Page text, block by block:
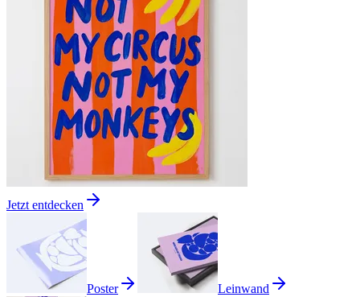
Jetzt entdecken
Poster Leinwand